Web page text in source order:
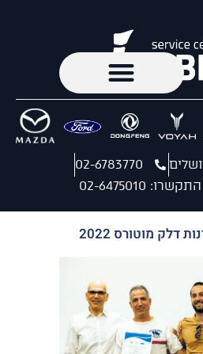
02-6783770
דלק מוטורס 2022